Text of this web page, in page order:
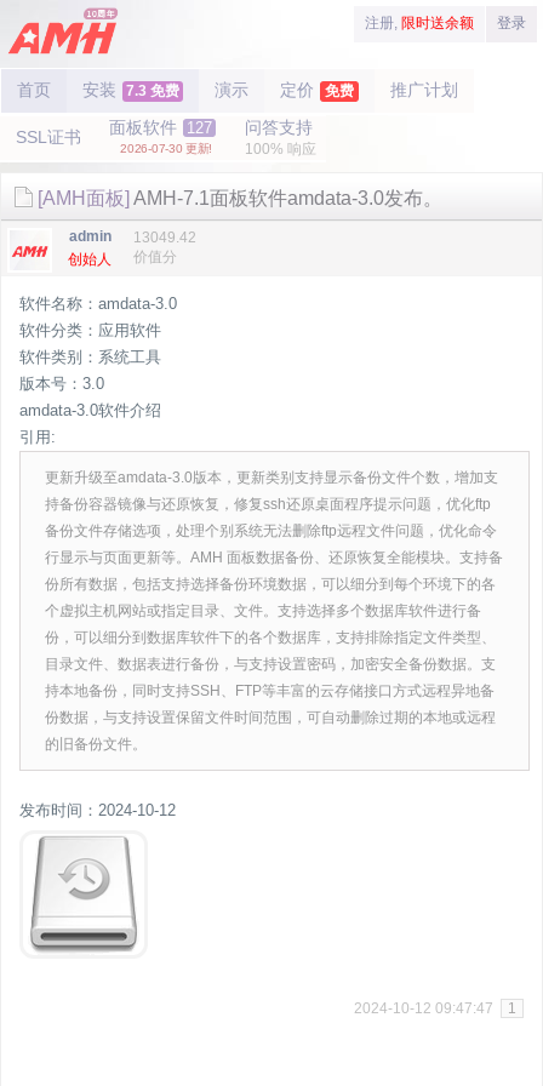
注册, 限时送余额 登录
首页 安装 7.3 免费 演示 定价 免费 推广计划
SSL证书 面板软件 127
2026-07-30 更新!
问答支持
100% 响应
[AMH面板] AMH-7.1面板软件amdata-3.0发布。
admin
创始人
13049.42
价值分
软件名称：amdata-3.0
软件分类：应用软件
软件类别：系统工具
版本号：3.0
amdata-3.0软件介绍
引用:
更新升级至amdata-3.0版本，更新类别支持显示备份文件个数，增加支
持备份容器镜像与还原恢复，修复ssh还原桌面程序提示问题，优化ftp
备份文件存储选项，处理个别系统无法删除ftp远程文件问题，优化命令
行显示与页面更新等。AMH 面板数据备份、还原恢复全能模块。支持备
份所有数据，包括支持选择备份环境数据，可以细分到每个环境下的各
个虚拟主机网站或指定目录、文件。支持选择多个数据库软件进行备
份，可以细分到数据库软件下的各个数据库，支持排除指定文件类型、
目录文件、数据表进行备份，与支持设置密码，加密安全备份数据。支
持本地备份，同时支持SSH、FTP等丰富的云存储接口方式远程异地备
份数据，与支持设置保留文件时间范围，可自动删除过期的本地或远程
的旧备份文件。
发布时间：2024-10-12
2024-10-12 09:47:47 1